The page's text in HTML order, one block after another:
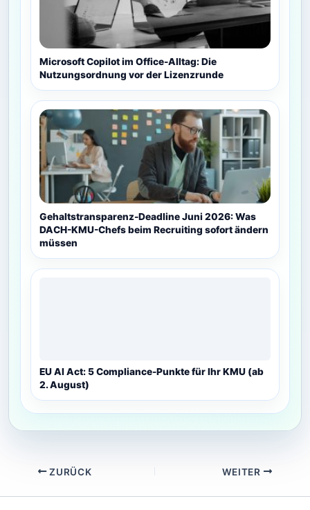
Microsoft Copilot im Office-Alltag: Die
Nutzungsordnung vor der Lizenzrunde
Gehaltstransparenz-Deadline Juni 2026: Was
DACH-KMU-Chefs beim Recruiting sofort ändern
müssen
EU AI Act: 5 Compliance-Punkte für Ihr KMU (ab
2. August)
ZURÜCK WEITER